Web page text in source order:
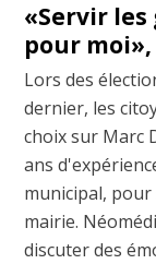
«Servir
pour
Lors des
dernier, les
choix sur Marc
ans
municipal, pour
mairie.
discuter des